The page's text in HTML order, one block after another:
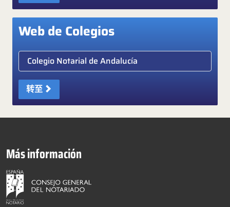
Web de Colegios
Elige colegio notarial
转至
Más información